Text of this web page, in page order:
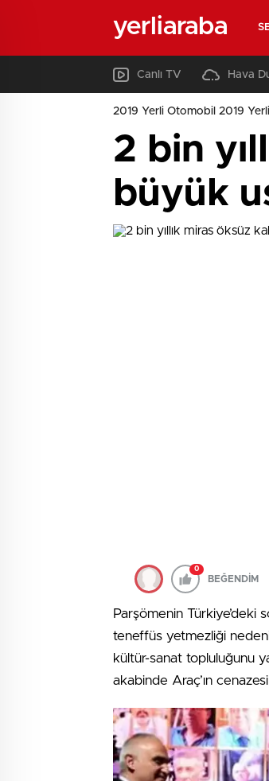
yerliaraba
Canlı TV Hava
2019 Yerli Otomobil 2019
2 bin
büyük
0
BEĞENDİM
Parşömenin Türkiye’deki
teneffüs yetmezliği
kültür-sanat topluluğunu
akabinde Araç’ın